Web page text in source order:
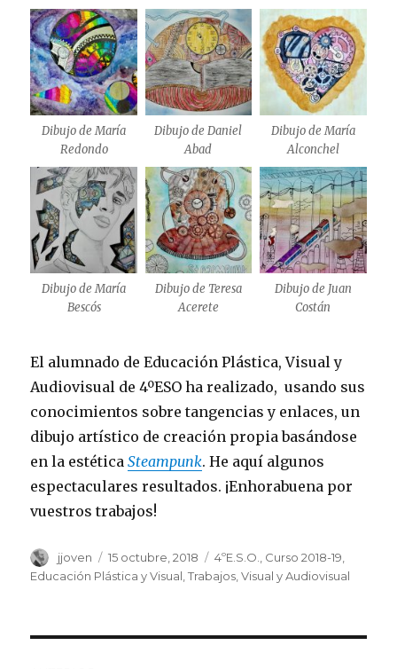
Dibujo de María
Redondo
Dibujo de Daniel
Abad
Dibujo de María
Alconchel
Dibujo de María
Bescós
Dibujo de Teresa
Acerete
Dibujo de Juan
Costán
El alumnado de Educación Plástica, Visual y
Audiovisual de 4ºESO ha realizado, usando sus
conocimientos sobre tangencias y enlaces, un
dibujo artístico de creación propia basándose
en la estéticaSteampunk. He aquí algunos
espectaculares resultados. ¡Enhorabuena por
vuestros trabajos!
Autor
jjoven
Publicado
el
15 octubre, 2018 Categorías
4ºE.S.O. Curso 2018-19
Educación Plástica y Visual,Trabajos,Visual y Audiovisual